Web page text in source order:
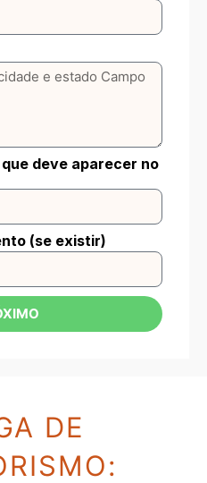
deve aparecer no
(se existir)
DE